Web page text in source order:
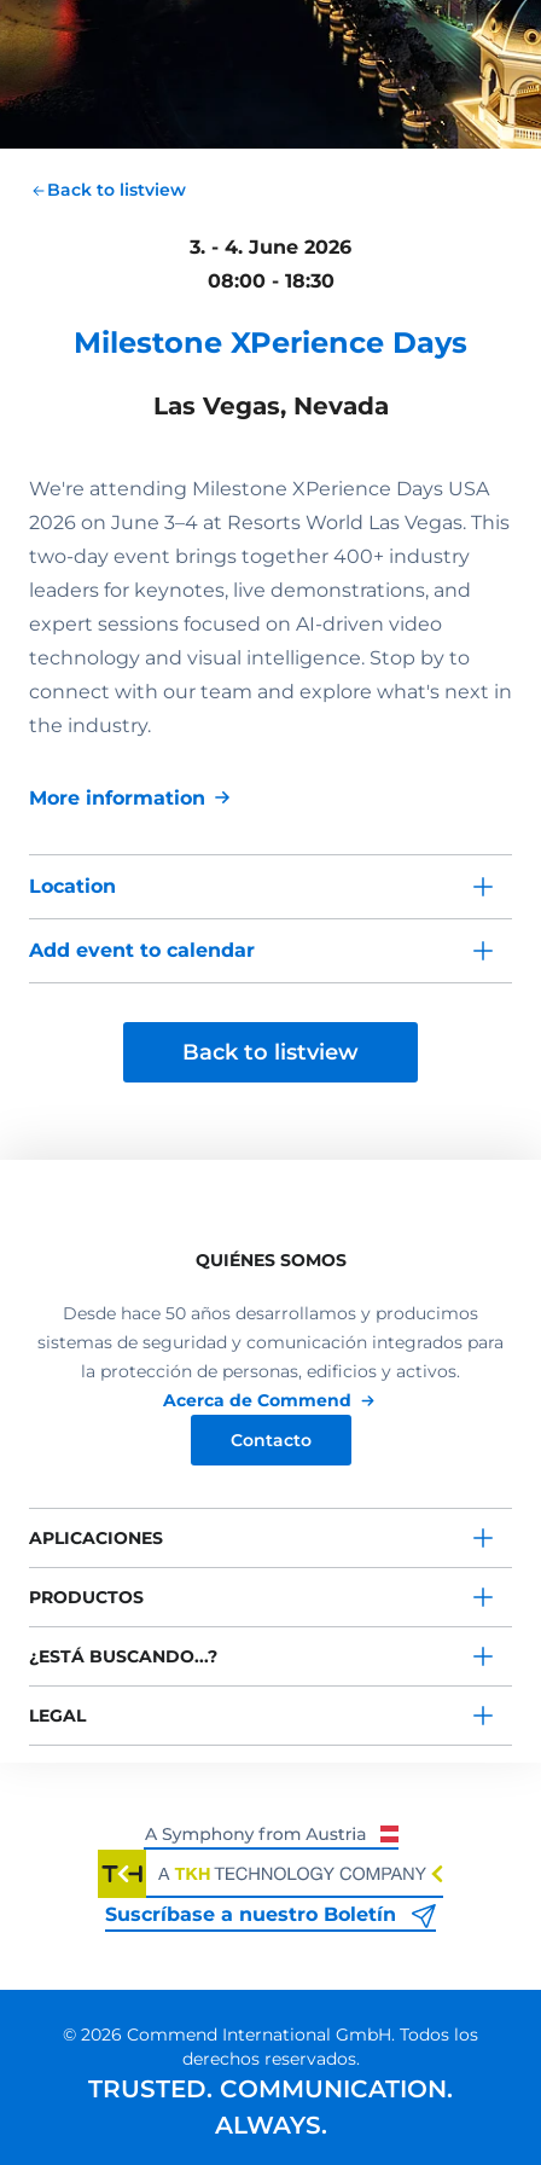
Back to listview
3. - 4. June 2026
08:00 - 18:30
Milestone XPerience Days
Las Vegas, Nevada
We're attending Milestone XPerience Days USA
2026 on June 3–4 at Resorts World Las Vegas. This
two-day event brings together 400+ industry
leaders for keynotes, live demonstrations, and
expert sessions focused on AI-driven video
technology and visual intelligence. Stop by to
connect with our team and explore what's next in
the industry.
More information
Location
Add event to calendar
Back to listview
QUIÉNES SOMOS
Desde hace 50 años desarrollamos y producimos
sistemas de seguridad y comunicación integrados para
la protección de personas, edificios y activos.
Acerca de Commend
Contacto
APLICACIONES
PRODUCTOS
¿ESTÁ BUSCANDO...?
LEGAL
Suscríbase a nuestro Boletín
© 2026 Commend International GmbH. Todos los
derechos reservados.
TRUSTED. COMMUNICATION.
ALWAYS.